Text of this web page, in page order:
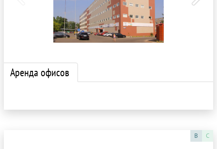
Аренда офисов
B C